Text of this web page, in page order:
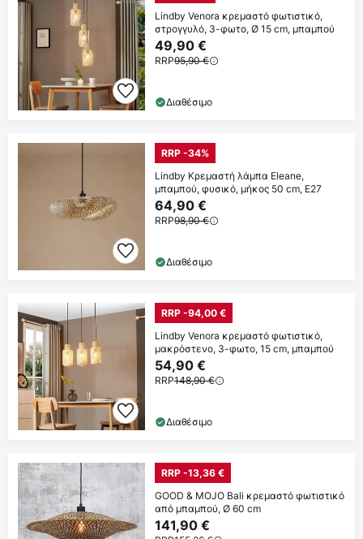
Lindby Venora κρεμαστό φωτιστικό,
στρογγυλό, 3-φωτο, Ø 15 cm, μπαμπού
49,90 €
RRP95,90 €
Διαθέσιμο
RRP -34%
Lindby Κρεμαστή λάμπα Eleane,
μπαμπού, φυσικό, μήκος 50 cm, E27
64,90 €
RRP98,90 €
Διαθέσιμο
RRP -94,00 €
Lindby Venora κρεμαστό φωτιστικό,
μακρόστενο, 3-φωτο, 15 cm, μπαμπού
54,90 €
RRP148,90 €
Διαθέσιμο
RRP -13,36 €
GOOD & MOJO Bali κρεμαστό φωτιστικό
από μπαμπού, Ø 60 cm
141,90 €